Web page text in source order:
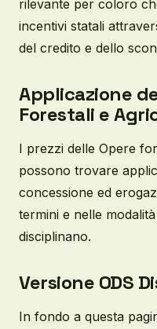
rilevante per coloro
incentivi statali
del credito e dello
Applicazione
Forestali e
I prezzi delle Opere
possono trovare
concessione ed
termini e nelle
disciplinano.
Versione ODS
In fondo a questa